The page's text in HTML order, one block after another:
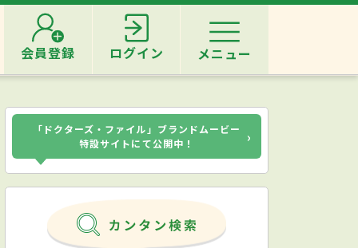
会員登録 ログイン メニュー
「ドクターズ・ファイル」ブランドムービー
特設サイトにて公開中！
›